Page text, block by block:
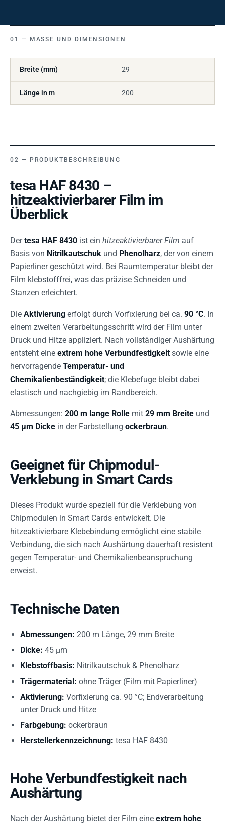
MASSE UND DIMENSIONEN
Breite (mm) 29
Länge in m 200
PRODUKTBESCHREIBUNG
tesa HAF 8430 –
hitzeaktivierbarer Film im
Überblick
Dertesa HAF 8430 ist ein hitzeaktivierbarer Film auf
Basis von Nitrilkautschuk und Phenolharz, der von einem
Papierliner geschützt wird. Bei Raumtemperatur bleibt der
Film klebstofffrei, was das präzise Schneiden und
Stanzen erleichtert.
Die Aktivierung erfolgt durch Vorfixierung bei ca. 90 °C. In
einem zweiten Verarbeitungsschritt wird der Film unter
Druck und Hitze appliziert. Nach vollständiger Aushärtung
entsteht eine extrem hohe Verbundfestigkeit sowie eine
hervorragende Temperatur- und
Chemikalienbeständigkeit; die Klebefuge bleibt dabei
elastisch und nachgiebig im Randbereich.
Abmessungen: 200 m lange Rolle mit 29 mm Breite und
45 µm Dicke in der Farbstellung ockerbraun.
Geeignet für Chipmodul-
Verklebung in Smart Cards
Dieses Produkt wurde speziell für die Verklebung von
Chipmodulen in Smart Cards entwickelt. Die
hitzeaktivierbare Klebebindung ermöglicht eine stabile
Verbindung, die sich nach Aushärtung dauerhaft resistent
gegen Temperatur- und Chemikalienbeanspruchung
erweist.
Technische Daten
Abmessungen: 200 m Länge, 29 mm Breite
Dicke: 45 µm
Klebstoffbasis: Nitrilkautschuk & Phenolharz
Trägermaterial: ohne Träger (Film mit Papierliner)
Aktivierung: Vorfixierung ca. 90 °C; Endverarbeitung
unter Druck und Hitze
Farbgebung: ockerbraun
Herstellerkennzeichnung: tesa HAF 8430
Hohe Verbundfestigkeit nach
Aushärtung
Nach der Aushärtung bietet der Film eine extrem hohe